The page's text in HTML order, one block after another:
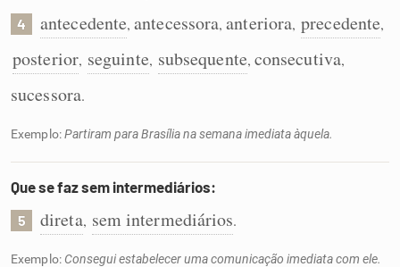
4 antecedente,antecessora,anteriora, precedente,
posterior, seguinte, subsequente, consecutiva,
sucessora.
Exemplo:Partiram para Brasília na semana imediata àquela.
Que se faz sem intermediários:
5 direta, sem intermediários.
Exemplo: Consegui estabelecer uma comunicação imediata com ele.